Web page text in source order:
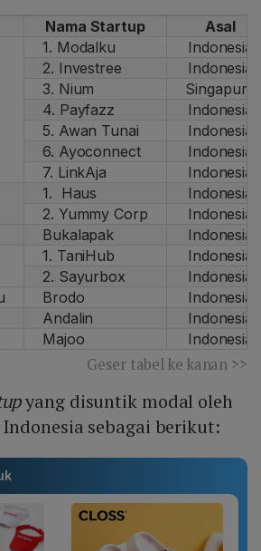
Nama Startup
Asal
1. Modalku
Indonesia
2. Investree
Indonesia
3. Nium
Singapura
4. Payfazz
Indonesia
5. Awan Tunai
Indonesia
6. Ayoconnect
Indonesia
7. LinkAja
Indonesia
1. Haus
Indonesia
2. Yummy Corp
Indonesia
Bukalapak
Indonesia
1. TaniHub
Indonesia
2. Sayurbox
Indonesia
Brodo
Indonesia
Andalin
Indonesia
Majoo Indonesia
Geser tabel ke kanan >>
yang disuntik modal oleh
sebagai berikut: